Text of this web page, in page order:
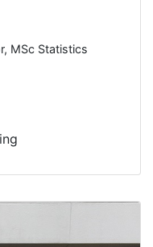
MSc Statistics